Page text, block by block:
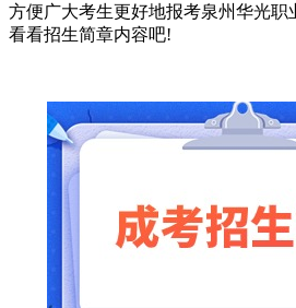
方便广大考生更好地报考泉州华光职
看看招生简章内容吧!